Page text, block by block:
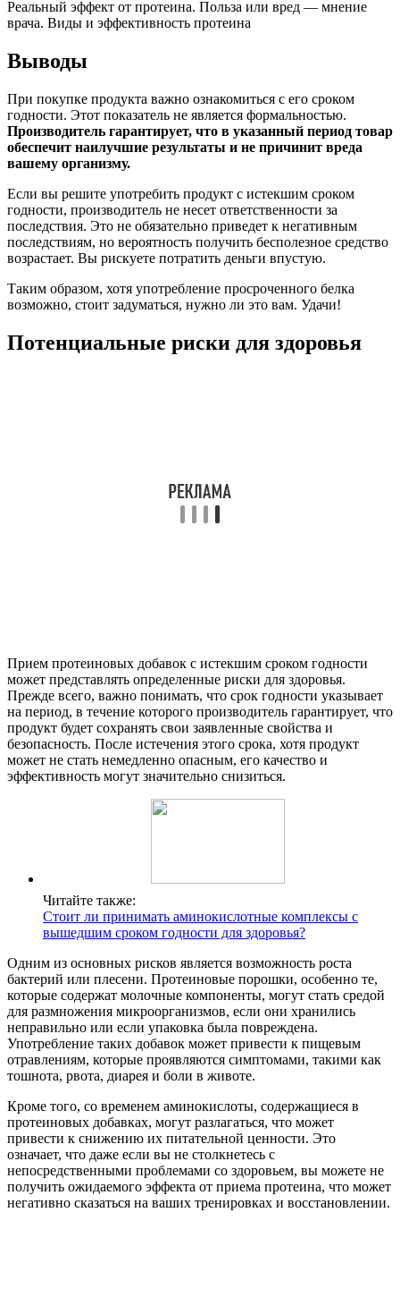
Реальный эффект от протеина. Польза или вред — мнение
врача. Виды и эффективность протеина
Выводы
При покупке продукта важно ознакомиться с его сроком
годности. Этот показатель не является формальностью.
Производитель гарантирует, что в указанный период товар
обеспечит наилучшие результаты и не причинит вреда
вашему организму.
Если вы решите употребить продукт с истекшим сроком
годности, производитель не несет ответственности за
последствия. Это не обязательно приведет к негативным
последствиям, но вероятность получить бесполезное средство
возрастает. Вы рискуете потратить деньги впустую.
Таким образом, хотя употребление просроченного белка
возможно, стоит задуматься, нужно ли это вам. Удачи!
Потенциальные риски для здоровья
Прием протеиновых добавок с истекшим сроком годности
может представлять определенные риски для здоровья.
Прежде всего, важно понимать, что срок годности указывает
на период, в течение которого производитель гарантирует, что
продукт будет сохранять свои заявленные свойства и
безопасность. После истечения этого срока, хотя продукт
может не стать немедленно опасным, его качество и
эффективность могут значительно снизиться.
Читайте также:
Стоит ли принимать аминокислотные комплексы с
вышедшим сроком годности для здоровья?
Одним из основных рисков является возможность роста
бактерий или плесени. Протеиновые порошки, особенно те,
которые содержат молочные компоненты, могут стать средой
для размножения микроорганизмов, если они хранились
неправильно или если упаковка была повреждена.
Употребление таких добавок может привести к пищевым
отравлениям, которые проявляются симптомами, такими как
тошнота, рвота, диарея и боли в животе.
Кроме того, со временем аминокислоты, содержащиеся в
протеиновых добавках, могут разлагаться, что может
привести к снижению их питательной ценности. Это
означает, что даже если вы не столкнетесь с
непосредственными проблемами со здоровьем, вы можете не
получить ожидаемого эффекта от приема протеина, что может
негативно сказаться на ваших тренировках и восстановлении.